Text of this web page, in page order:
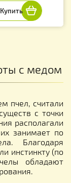
с медом
пчел, считали
с точки
располагали
занимает по
Благодаря
инстинкту (по
обладают